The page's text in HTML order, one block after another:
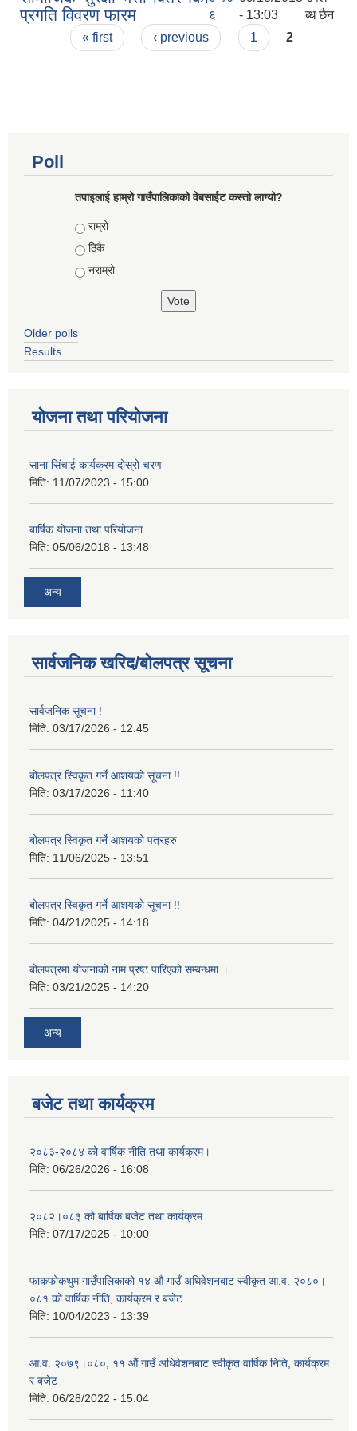
प्रगति विवरण फारम
६
- 13:03
ब्ध छैन
Pages« first ‹ previous 1 2
Poll
तपाइलाई हाम्रो गाउँपालिकाको वेबसाईट कस्तो लाग्यो?
Choices
राम्रो
ठिकै
नराम्रो
Older polls
Results
योजना तथा परियोजना
साना सिंचाई कार्यक्रम दोस्रो चरण
मिति: 11/07/2023 - 15:00
बार्षिक योजना तथा परियोजना
मिति: 05/06/2018 - 13:48
अन्य
सार्वजनिक खरिद/बोलपत्र सूचना
सार्वजनिक सूचना !
मिति: 03/17/2026 - 12:45
बोलपत्र स्विकृत गर्ने आशयको सूचना !!
मिति: 03/17/2026 - 11:40
बोलपत्र स्विकृत गर्ने आशयको पत्रहरु
मिति: 11/06/2025 - 13:51
बोलपत्र स्विकृत गर्ने आशयको सूचना !!
मिति: 04/21/2025 - 14:18
बोलपत्रमा योजनाको नाम प्रष्ट पारिएको सम्बन्धमा ।
मिति: 03/21/2025 - 14:20
अन्य
बजेट तथा कार्यक्रम
२०८३-२०८४ को वार्षिक नीति तथा कार्यक्रम।
मिति: 06/26/2026 - 16:08
२०८२।०८३ को बार्षिक बजेट तथा कार्यक्रम
मिति: 07/17/2025 - 10:00
फाकफोकथुम गाउँपालिकाको १४ औ गाउँ अधिवेशनबाट स्वीकृत आ.व. २०८०।
०८१ को वार्षिक नीति, कार्यक्रम र बजेट
मिति: 10/04/2023 - 13:39
आ.व. २०७९।०८०, ११ औं गाउँ अधिवेशनबाट स्वीकृत वार्षिक निति, कार्यक्रम
र बजेट
मिति: 06/28/2022 - 15:04